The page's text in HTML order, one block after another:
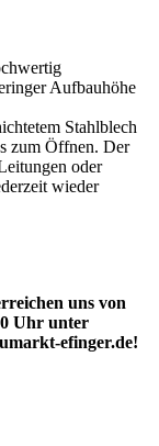
Aufbauhöhe
Stahlblech
zum Öffnen. Der
oder
wieder
uns von
Uhr unter
efinger.de!